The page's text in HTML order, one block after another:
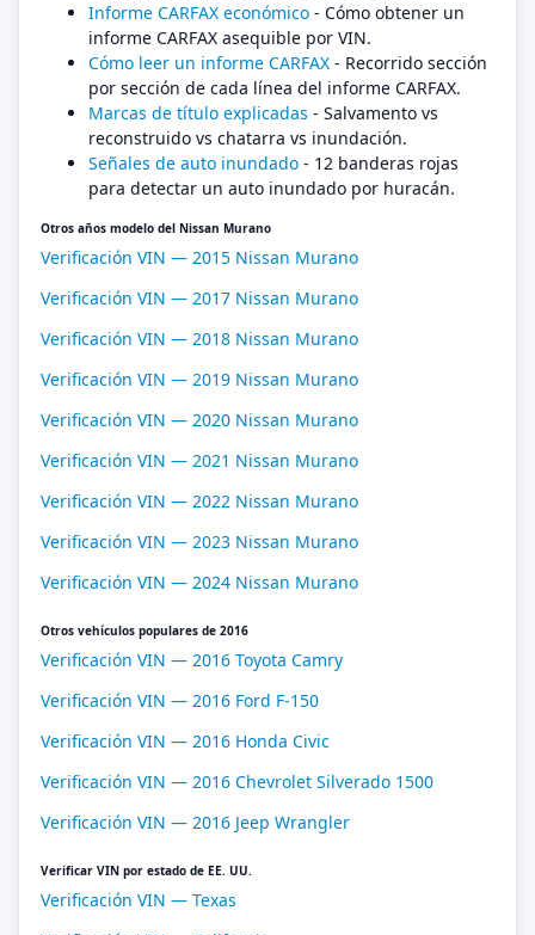
Informe CARFAX económico - Cómo obtener un
informe CARFAX asequible por VIN.
Cómo leer un informe CARFAX - Recorrido sección
por sección de cada línea del informe CARFAX.
Marcas de título explicadas - Salvamento vs
reconstruido vs chatarra vs inundación.
Señales de auto inundado - 12 banderas rojas
para detectar un auto inundado por huracán.
Otros años modelo del Nissan Murano
Verificación VIN — 2015 Nissan Murano
Verificación VIN — 2017 Nissan Murano
Verificación VIN — 2018 Nissan Murano
Verificación VIN — 2019 Nissan Murano
Verificación VIN — 2020 Nissan Murano
Verificación VIN — 2021 Nissan Murano
Verificación VIN — 2022 Nissan Murano
Verificación VIN — 2023 Nissan Murano
Verificación VIN — 2024 Nissan Murano
Otros vehículos populares de 2016
Verificación VIN — 2016 Toyota Camry
Verificación VIN — 2016 Ford F-150
Verificación VIN — 2016 Honda Civic
Verificación VIN — 2016 Chevrolet Silverado 1500
Verificación VIN — 2016 Jeep Wrangler
Verificar VIN por estado de EE. UU.
Verificación VIN — Texas